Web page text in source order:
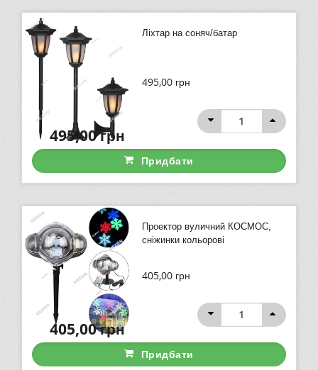
Ліхтар на соняч/батар
495,00 грн
495,00грн
Придбати
Проектор вуличний КОСМОС,
сніжинки кольорові
405,00 грн
405,00грн
Придбати